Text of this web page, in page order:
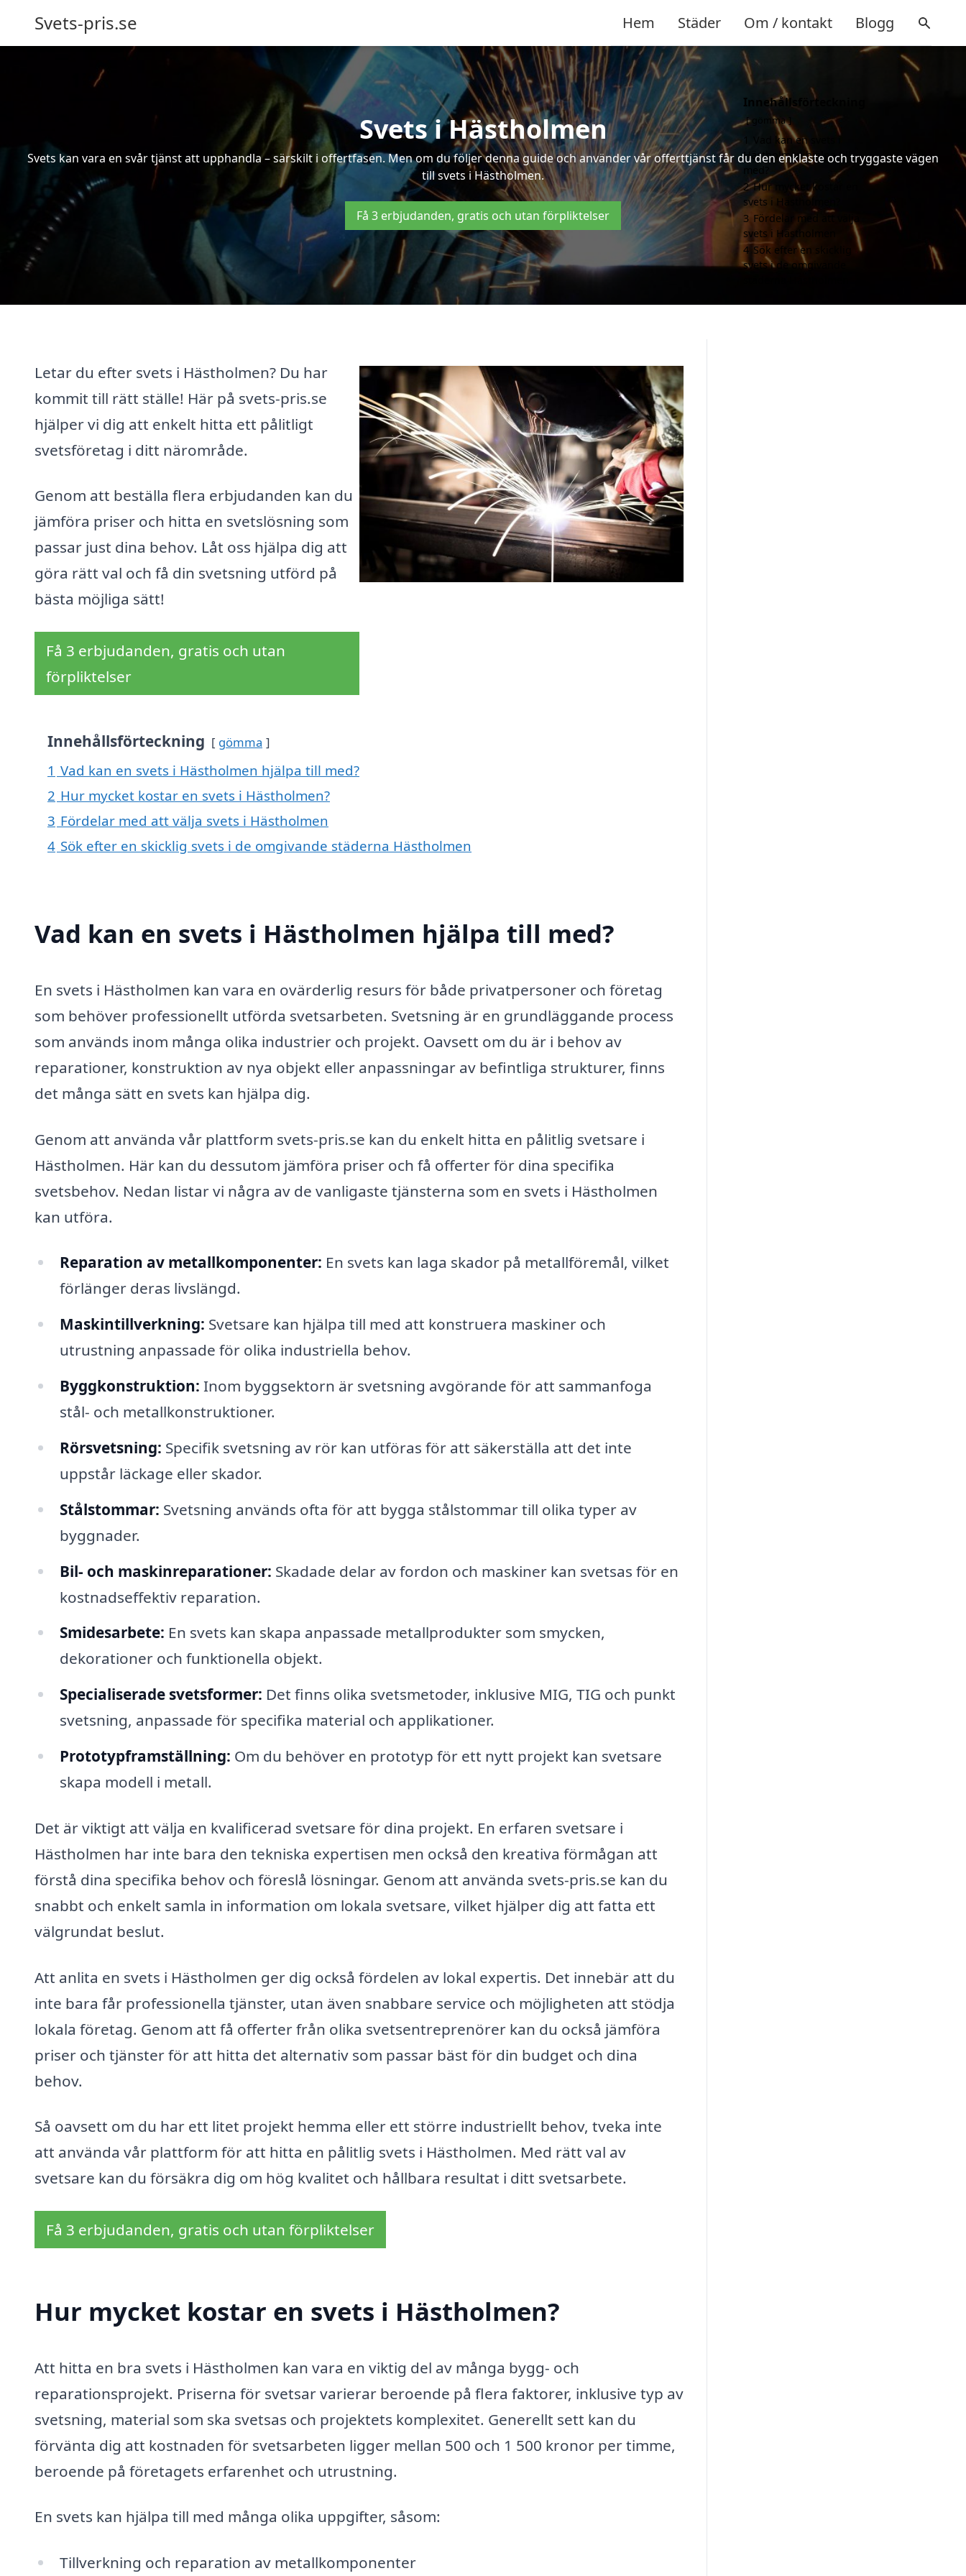
Svets-pris.se Hem Städer Om / kontakt Blogg
Svets i Hästholmen
Svets kan vara en svår tjänst att upphandla – särskilt i offertfasen. Men om du följer denna guide och använder vår offerttjänst får du den enklaste och tryggaste vägen
till svets i Hästholmen.
Få 3 erbjudanden, gratis och utan förpliktelser
Letar du efter svets i Hästholmen? Du har
kommit till rätt ställe! Här på svets-pris.se
hjälper vi dig att enkelt hitta ett pålitligt
svetsföretag i ditt närområde.
Genom att beställa flera erbjudanden kan du
jämföra priser och hitta en svetslösning som
passar just dina behov. Låt oss hjälpa dig att
göra rätt val och få din svetsning utförd på
bästa möjliga sätt!
Få 3 erbjudanden, gratis och utan
förpliktelser
Innehållsförteckning gömma
1 Vad kan en svets i Hästholmen hjälpa till med?
2 Hur mycket kostar en svets i Hästholmen?
3 Fördelar med att välja svets i Hästholmen
4 Sök efter en skicklig svets i de omgivande städerna Hästholmen
Vad kan en svets i Hästholmen hjälpa till med?
En svets i Hästholmen kan vara en ovärderlig resurs för både privatpersoner och företag
som behöver professionellt utförda svetsarbeten. Svetsning är en grundläggande process
som används inom många olika industrier och projekt. Oavsett om du är i behov av
reparationer, konstruktion av nya objekt eller anpassningar av befintliga strukturer, finns
det många sätt en svets kan hjälpa dig.
Genom att använda vår plattform svets-pris.se kan du enkelt hitta en pålitlig svetsare i
Hästholmen. Här kan du dessutom jämföra priser och få offerter för dina specifika
svetsbehov. Nedan listar vi några av de vanligaste tjänsterna som en svets i Hästholmen
kan utföra.
Reparation av metallkomponenter: En svets kan laga skador på metallföremål, vilket
förlänger deras livslängd.
Maskintillverkning: Svetsare kan hjälpa till med att konstruera maskiner och
utrustning anpassade för olika industriella behov.
Byggkonstruktion: Inom byggsektorn är svetsning avgörande för att sammanfoga
stål- och metallkonstruktioner.
Rörsvetsning: Specifik svetsning av rör kan utföras för att säkerställa att det inte
uppstår läckage eller skador.
Stålstommar: Svetsning används ofta för att bygga stålstommar till olika typer av
byggnader.
Bil- och maskinreparationer: Skadade delar av fordon och maskiner kan svetsas för en
kostnadseffektiv reparation.
Smidesarbete: En svets kan skapa anpassade metallprodukter som smycken,
dekorationer och funktionella objekt.
Specialiserade svetsformer: Det finns olika svetsmetoder, inklusive MIG, TIG och punkt
svetsning, anpassade för specifika material och applikationer.
Prototypframställning: Om du behöver en prototyp för ett nytt projekt kan svetsare
skapa modell i metall.
Det är viktigt att välja en kvalificerad svetsare för dina projekt. En erfaren svetsare i
Hästholmen har inte bara den tekniska expertisen men också den kreativa förmågan att
förstå dina specifika behov och föreslå lösningar. Genom att använda svets-pris.se kan du
snabbt och enkelt samla in information om lokala svetsare, vilket hjälper dig att fatta ett
välgrundat beslut.
Att anlita en svets i Hästholmen ger dig också fördelen av lokal expertis. Det innebär att du
inte bara får professionella tjänster, utan även snabbare service och möjligheten att stödja
lokala företag. Genom att få offerter från olika svetsentreprenörer kan du också jämföra
priser och tjänster för att hitta det alternativ som passar bäst för din budget och dina
behov.
Så oavsett om du har ett litet projekt hemma eller ett större industriellt behov, tveka inte
att använda vår plattform för att hitta en pålitlig svets i Hästholmen. Med rätt val av
svetsare kan du försäkra dig om hög kvalitet och hållbara resultat i ditt svetsarbete.
Få 3 erbjudanden, gratis och utan förpliktelser
Hur mycket kostar en svets i Hästholmen?
Att hitta en bra svets i Hästholmen kan vara en viktig del av många bygg- och
reparationsprojekt. Priserna för svetsar varierar beroende på flera faktorer, inklusive typ av
svetsning, material som ska svetsas och projektets komplexitet. Generellt sett kan du
förvänta dig att kostnaden för svetsarbeten ligger mellan 500 och 1 500 kronor per timme,
beroende på företagets erfarenhet och utrustning.
En svets kan hjälpa till med många olika uppgifter, såsom:
Tillverkning och reparation av metallkomponenter
Innehållsförteckning
gömma
Vad kan en svets i
Hästholmen hjälpa till
2 Hur mycket kostar en
svets i Hästholmen?
3 Fördelar med att välja
svets i Hästholmen
4 Sök efter en skicklig
svets i de omgivande